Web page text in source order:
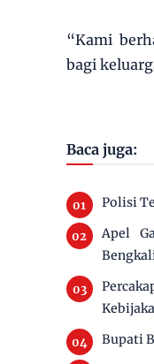
“Kami
bagi
Baca juga:
Polisi
Apel
Bupati